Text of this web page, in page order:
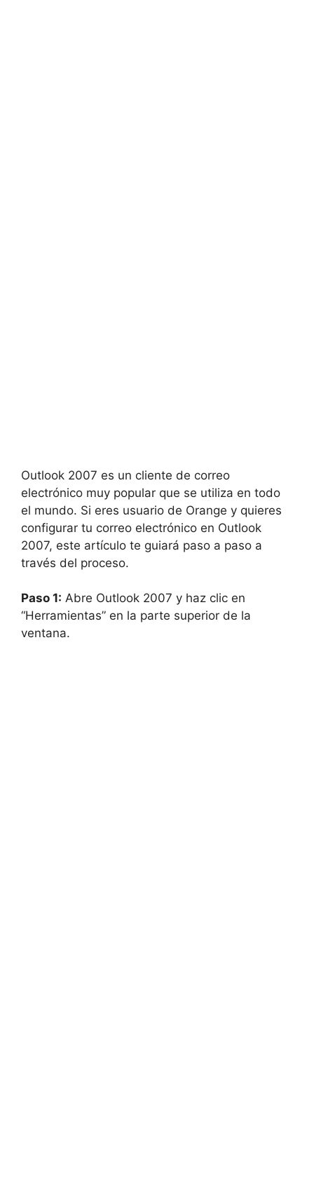
Outlook 2007 es un cliente de correo
electrónico muy popular que se utiliza en todo
el mundo. Si eres usuario de Orange y quieres
configurar tu correo electrónico en Outlook
2007, este artículo te guiará paso a paso a
través del proceso.
Paso 1: Abre Outlook 2007 y haz clic en
“Herramientas” en la parte superior de la
ventana.